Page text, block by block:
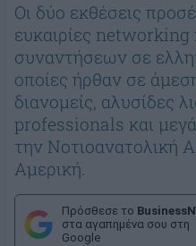
Οι δύο εκθέσεις
ευκαιρίες networking
συναντήσεων σε
οποίες ήρθαν σε
διανομείς, αλυσίδες
professionals και
την Νοτιοανατολική
Αμερική.
Πρόσθεσε το
στα αγαπημένα σου στη
Google